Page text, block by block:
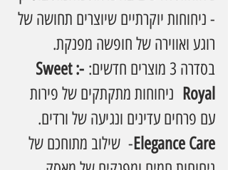
- ניחוחות יוקרתיים שיוצרים תחושה של
רוגע ואווירה של חופשה מפנקת.
בסדרה 3 מוצרים חדשים:
-:Sweet
Royal ניחוחות מתקתקים של פירות
עם פרחים עדינים ונגיעה של ורדים.
Elegance Care-  שילוב מתוחכם של